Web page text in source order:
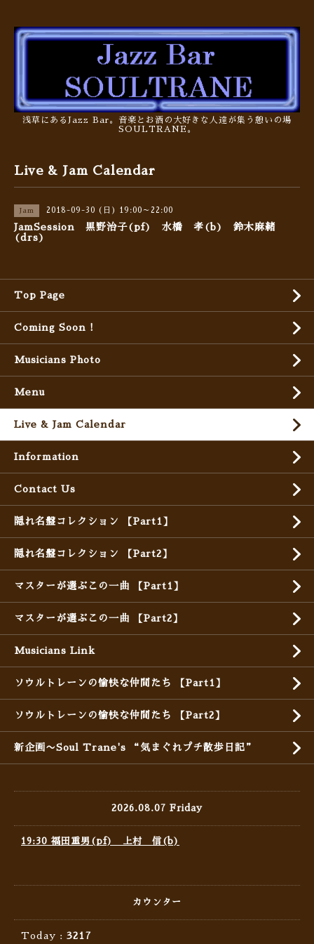
浅草にあるJazz Bar。音楽とお酒の大好きな人達が集う憩いの場
SOULTRANE。
Live & Jam Calendar
Jam 2018-09-30 (日) 19:00～22:00
JamSession 黒野治子(pf) 水橋 孝(b) 鈴木麻緒
(drs)
Top Page
Coming Soon !
Musicians Photo
Menu
Live & Jam Calendar
Information
Contact Us
隠れ名盤コレクション 【Part1】
隠れ名盤コレクション 【Part2】
マスターが選ぶこの一曲 【Part1】
マスターが選ぶこの一曲 【Part2】
Musicians Link
ソウルトレーンの愉快な仲間たち 【Part1】
ソウルトレーンの愉快な仲間たち 【Part2】
新企画〜Soul Trane's “気まぐれプチ散歩日記”
2026.08.07 Friday
19:30 福田重男(pf) 上村 信(b)
カウンター
Today : 3217